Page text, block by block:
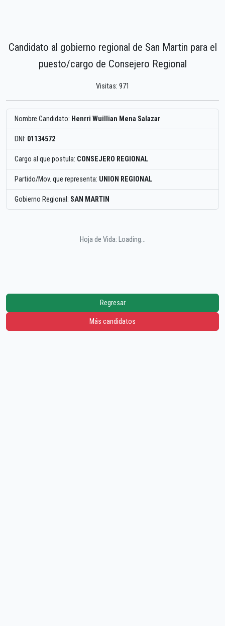
Candidato al gobierno regional de San Martin para el
puesto/cargo de Consejero Regional
Visitas: 971
Nombre Candidato: Henrri Wuillian Mena Salazar
DNI: 01134572
Cargo al que postula: CONSEJERO REGIONAL
Partido/Mov. que representa: UNION REGIONAL
Gobierno Regional: SAN MARTIN
Hoja de Vida: Loading...
Regresar
Más candidatos